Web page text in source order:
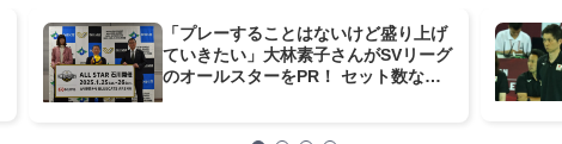
「プレーすることはないけど盛り上げ
ていきたい」大林素子さんがSVリーグ
のオールスターをPR！ セット数など